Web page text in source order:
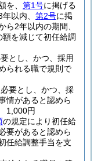
を、 第1号に掲げる
以内、 第2号に掲
ら2年以内の期間、
を減じて初任給調
とし、かつ、採用
られる職で規則で
要とし、かつ、採
情があると認めら
1,000円
の規定により初任給
要があると認めら
任給調整手当を支